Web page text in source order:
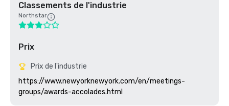
Classements de l'industrie
Northstar
Prix
Prix de l'industrie
https://www.newyorknewyork.com/en/meetings-